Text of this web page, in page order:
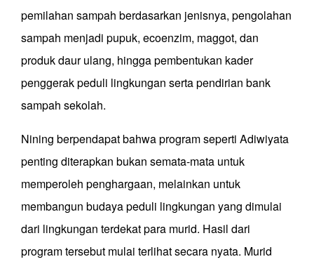
pemilahan sampah berdasarkan jenisnya, pengolahan
sampah menjadi pupuk, ecoenzim, maggot, dan
produk daur ulang, hingga pembentukan kader
penggerak peduli lingkungan serta pendirian bank
sampah sekolah.
Nining berpendapat bahwa program seperti Adiwiyata
penting diterapkan bukan semata-mata untuk
memperoleh penghargaan, melainkan untuk
membangun budaya peduli lingkungan yang dimulai
dari lingkungan terdekat para murid. Hasil dari
program tersebut mulai terlihat secara nyata. Murid